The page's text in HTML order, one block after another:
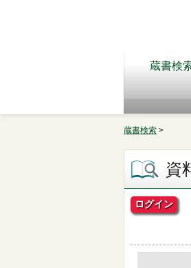
蔵書検
蔵書検索 >
資
ログイン